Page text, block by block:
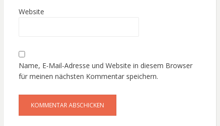
Website
Name, E-Mail-Adresse und Website in diesem Browser
für meinen nächsten Kommentar speichern.